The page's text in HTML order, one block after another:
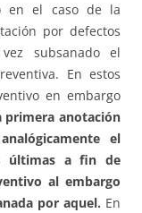
en el caso de la
por defectos
subsanado el
En estos
en embargo
primera anotación
el
últimas a fin de
al embargo
por aquel. En